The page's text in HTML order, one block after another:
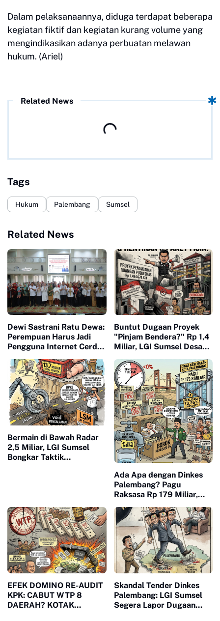
Dalam pelaksanaannya, diduga terdapat beberapa
kegiatan fiktif dan kegiatan kurang volume yang
mengindikasikan adanya perbuatan melawan
hukum. (Ariel)
Related News
Tags
Hukum Palembang Sumsel
Related News
Dewi Sastrani Ratu Dewa:
Perempuan Harus Jadi
Pengguna Internet Cerdas
Buntut Dugaan Proyek
"Pinjam Bendera?" Rp 1,4
Miliar, LGI Sumsel Desak
Seluruh Proyek Fisik
Dinkes Palembang
Bermain di Bawah Radar
2,5 Miliar, LGI Sumsel
Bongkar Taktik
Ada Apa dengan Dinkes
Palembang? Pagu
Raksasa Rp 179 Miliar,
di Semester Satu
EFEK DOMINO RE-AUDIT
KPK: CABUT WTP 8
DAERAH? KOTAK
Skandal Tender Dinkes
Palembang: LGI Sumsel
Segera Lapor Dugaan